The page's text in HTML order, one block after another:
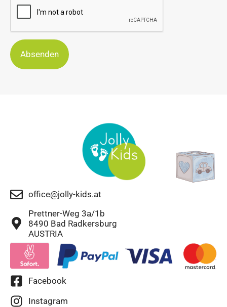
Absenden
office@jolly-kids.at
Prettner-Weg 3a/1b
8490 Bad Radkersburg
AUSTRIA
Facebook
Instagram